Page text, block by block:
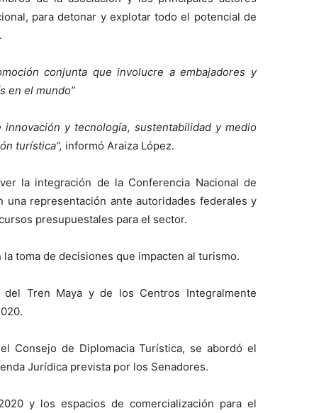
para detonar y explotar todo el potencial de
conjunta que involucre a embajadores y
en el mundo”
y tecnología, sustentabilidad y medio
turística”, informó Araiza López.
la integración de la Conferencia Nacional de
una representación ante autoridades federales y
presupuestales para el sector.
toma de decisiones que impacten al turismo.
Tren Maya y de los Centros Integralmente
Consejo de Diplomacia Turística, se abordó el
Jurídica prevista por los Senadores.
y los espacios de comercialización para el